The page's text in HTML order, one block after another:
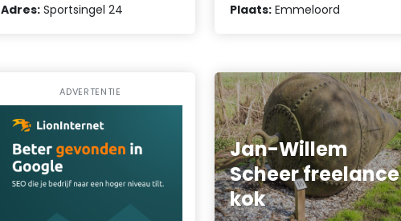
Adres: Sportsingel 24
Plaats: Emmeloord
ADVERTENTIE
Jan-Willem
Scheer freelance
kok